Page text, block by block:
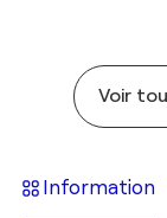
Voir
Information